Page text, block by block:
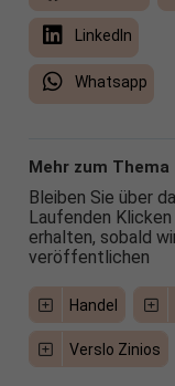
LinkedIn
Whatsapp
Mehr zum Thema
Bleiben Sie über
Laufenden
erhalten, sobald
veröffentlichen
Handel
Verslo Zinios